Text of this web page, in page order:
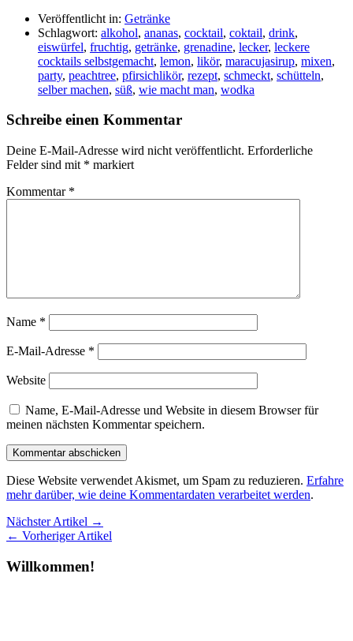
Veröffentlicht in: Getränke
Schlagwort: alkohol, ananas, cocktail, coktail, drink,
eiswürfel, fruchtig, getränke, grenadine, lecker, leckere
cocktails selbstgemacht, lemon, likör, maracujasirup, mixen,
party, peachtree, pfirsichlikör, rezept, schmeckt, schütteln,
selber machen, süß, wie macht man, wodka
Schreibe einen Kommentar
Deine E-Mail-Adresse wird nicht veröffentlicht. Erforderliche
Felder sind mit * markiert
Kommentar *
Name *
E-Mail-Adresse *
Website
Name, E-Mail-Adresse und Website in diesem Browser für
meinen nächsten Kommentar speichern.
Diese Website verwendet Akismet, um Spam zu reduzieren. Erfahre
mehr darüber, wie deine Kommentardaten verarbeitet werden.
Nächster Artikel →
← Vorheriger Artikel
Willkommen!